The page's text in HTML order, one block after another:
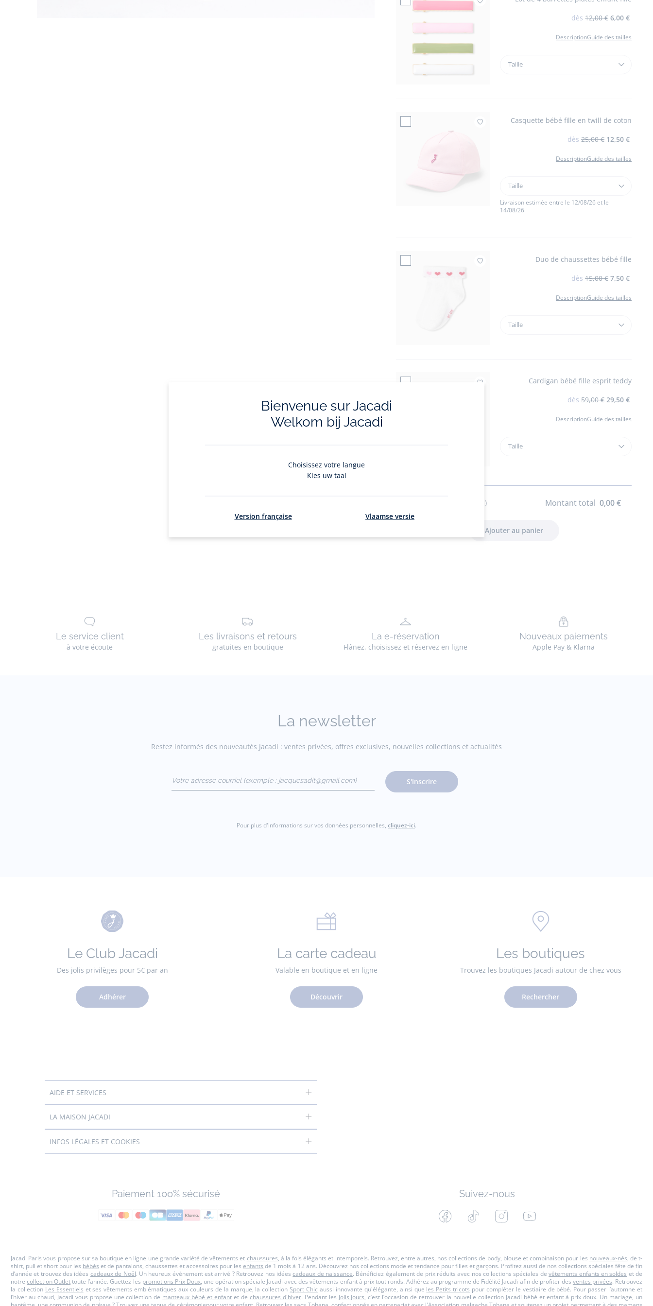
Ajouter à mes favoris : Lot de 4 barrettes
dès 12,00 € 6,00 €
Description Guide des tailles
Taille
enfant
Taille
Ajouter à mes favoris : Casquette bébé
Casquette bébé fille en twill de coton
dès 25,00 € 12,50 €
Description Guide des tailles
Taille
bébé
fille
Taille
Livraison estimée entre le 12/08/26 et le
14/08/26
Ajouter à mes favoris : Duo de chaussettes
Duo de chaussettes bébé fille
dès 15,00 € 7,50 €
Description Guide des tailles
Taille
Taille
Ajouter à mes favoris : Cardigan bébé fille
Cardigan bébé fille esprit teddy
dès 59,00 € 29,50 €
Description Guide des tailles
Taille
esprit
Taille
article(s) sélectionné(s) Montant total 0,00 €
Le service client
à votre écoute
Les livraisons et retours
gratuites en boutique
La e-réservation
Flânez, choisissez et réservez en ligne
Nouveaux paiements
Apple Pay & Klarna
La newsletter
Restez informés des nouveautés Jacadi : ventes privées, offres exclusives, nouvelles collections et actualités
(exemple :
jacquesadit@gmail.com)
S'inscrire
Pour plus d'informations sur vos données personnelles, cliquez-ici.
Le Club Jacadi
Des jolis privilèges pour 5€ par an
Adhérer
La carte cadeau
Valable en boutique et en ligne
Découvrir
Les boutiques
Trouvez les boutiques Jacadi autour de chez vous
Rechercher
AIDE ET SERVICES
LA MAISON JACADI
INFOS LÉGALES ET COOKIES
Paiement 100% sécurisé Suivez-nous
Facebook Tiktok Instagram
-
Youtube
Jacadi Paris vous propose sur sa boutique en ligne une grande variété de vêtements et chaussures, à la fois élégants et intemporels. Retrouvez, entre autres, nos collections de body, blouse et combinaison pour les nouveaux-nés, de t-
shirt, pull et short pour les bébés et de pantalons, chaussettes et accessoires pour lesenfants de 1 mois à 12 ans. Découvrez nos collections mode et tendance pour filles et garçons. Profitez aussi de nos collections spéciales fête de fin
d’année et trouvez des idées cadeaux de Noël. Un heureux événement est arrivé ? Retrouvez nos idéescadeaux de naissance. Bénéficiez également de prix réduits avec nos collections spéciales devêtements enfants en soldes et de
notrecollection Outlettoute l’année. Guettez les promotions Prix Doux, une opération spéciale Jacadi avec des vêtements enfant à prix tout ronds. Adhérez au programme de Fidélité Jacadi afin de profiter des ventes privées. Retrouvez
la collection Les Essentiels et ses vêtements emblématiques aux couleurs de la marque, la collectionSport Chic aussi innovante qu'élégante, ainsi que les Petits tricots pour compléter le vestiaire de bébé. Pour passer l’automne et
l’hiver au chaud, Jacadi vous propose une collection de manteaux bébé et enfant et de chaussures d'hiver. Pendant les Jolis Jours, c’est l’occasion de retrouver la nouvelle collection Jacadi bébé et enfant à prix doux. Un mariage, un
Bienvenue sur Jacadi
Welkom bij Jacadi
Choisissez votre langue
Kies uw taal
Version française Vlaamse versie